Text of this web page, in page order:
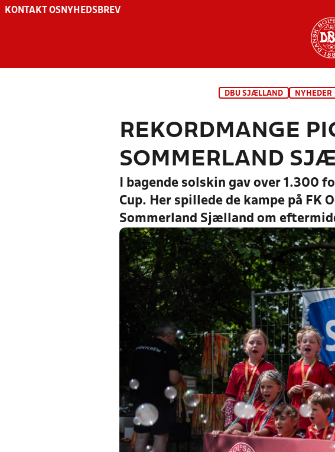
KONTAKT OS NYHEDSBREV
DBU SJÆLLAND NYHEDER
REKORDMANGE
SOMMERLAND
I bagende solskin gav over 1.300
Cup. Her spillede de kampe på FK
Sommerland Sjælland om